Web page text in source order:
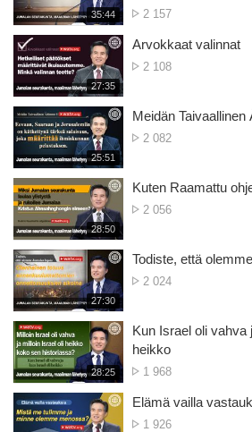
재
생
시
간
35:44
No.
views
2 157
재
생
시
간
27:35
Arvokkaat valinnat
No.
2 108
재
생
시
간
25:51
Meidän Taivaallinen
No.
2 082
재
생
시
간
28:50
Kuten Raamattu
No.
2 056
재
생
시
간
27:30
Todiste, että
No.
2 024
재
생
시
간
28:25
Kun Israel oli vahva
heikko
No.
views
1 968
Elämä vailla
No.
1 926